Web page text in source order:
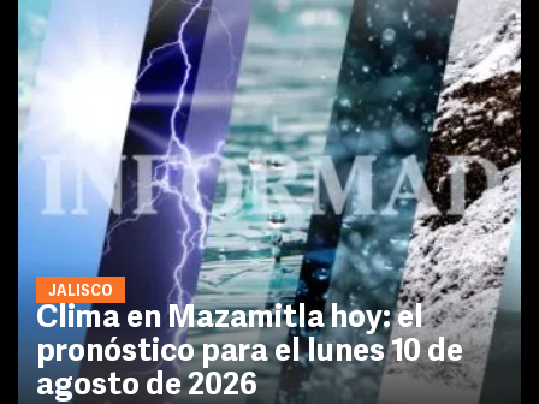
JALISCO
Clima en Mazamitla hoy: el
pronóstico para el lunes 10 de
agosto de 2026